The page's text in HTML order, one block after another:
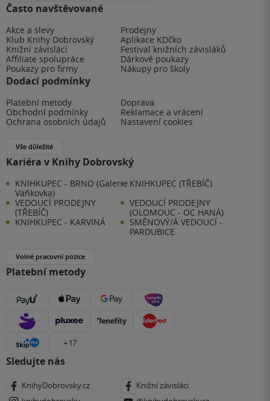
Často navštěvované
Akce a slevy
Prodejny
Klub Knihy Dobrovský
Aplikace KDčko
Knižní závisláci
Festival knižních závisláků
Affiliate spolupráce
Dárkové poukazy
Poukazy pro firmy
Nákupy pro školy
Dodací podmínky
Platební metody
Doprava
Obchodní podmínky
Reklamace a vrácení
Ochrana osobních údajů
Nastavení cookies
Vše důležité
Kariéra v Knihy Dobrovský
KNIHKUPEC - BRNO (Galerie
Vaňkovka)
KNIHKUPEC (TŘEBÍČ)
VEDOUCÍ PRODEJNY
(TŘEBÍČ)
VEDOUCÍ PRODEJNY
(OLOMOUC - OC HANÁ)
KNIHKUPEC - KARVINÁ
SMĚNOVÝ/Á VEDOUCÍ -
PARDUBICE
Volné pracovní pozice
Platební metody
+ 17
Sledujte nás
KnihyDobrovsky.cz
Knižní závisláci